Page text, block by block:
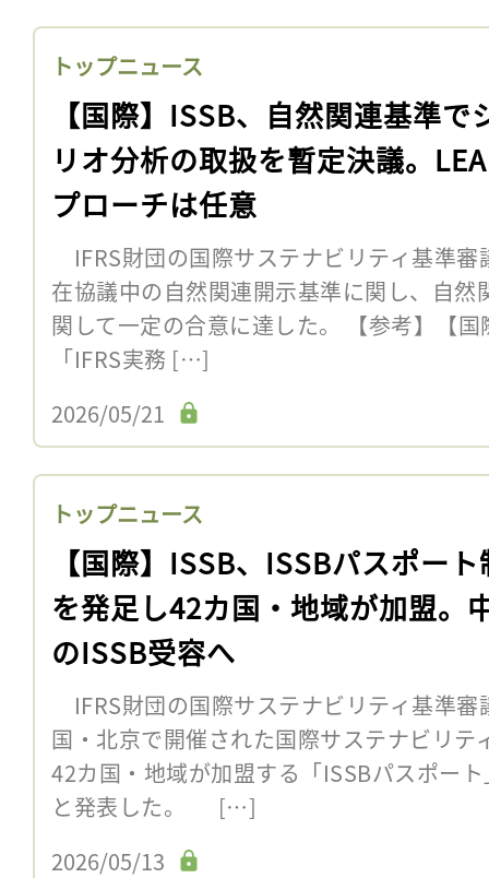
トップニュース
【国際】ISSB、自然関連基準で
リオ分析の取扱を暫定決議。
プローチは任意
IFRS財団の国際サステナビリティ基準
在協議中の自然関連開示基準に関し、自
関して一定の合意に達した。 【参考】【
「IFRS実務 […]
2026/05/21
トップニュース
【国際】ISSB、ISSBパスポー
を発足し42カ国・地域が加盟。
のISSB受容へ
IFRS財団の国際サステナビリティ基準
国・北京で開催された国際サステナビリテ
42カ国・地域が加盟する「ISSBパスポー
と発表した。 […]
2026/05/13